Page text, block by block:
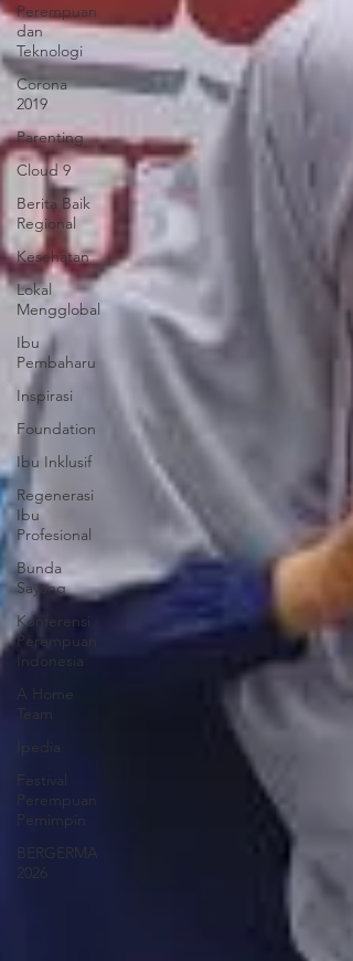
Perempuan
dan
Teknologi
Corona
2019
Parenting
Cloud 9
Berita Baik
Regional
Kesehatan
Lokal
Mengglobal
Ibu
Pembaharu
Inspirasi
Foundation
Ibu Inklusif
Regenerasi
Ibu
Profesional
Bunda
Sayang
Konferensi
Perempuan
Indonesia
A Home
Team
Ipedia
Festival
Perempuan
Pemimpin
BERGERMA
2026